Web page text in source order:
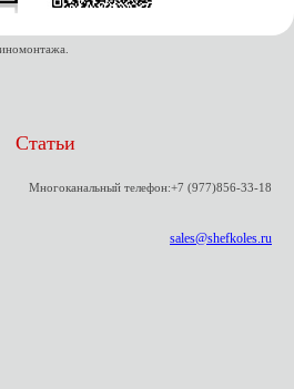
Статьи
Многоканальный телефон:+7 (977)856-33-18
sales@shefkoles.ru